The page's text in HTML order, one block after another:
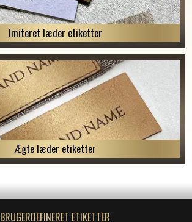
Imiteret læder etiketter
Ægte læder etiketter
BRUGERDEFINERET ETIKETTER